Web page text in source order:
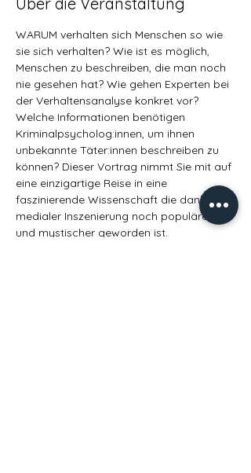
WARUM verhalten sich Menschen so wie
sie sich verhalten? Wie ist es möglich,
Menschen zu beschreiben, die man noch
nie gesehen hat? Wie gehen Experten bei
der Verhaltensanalyse konkret vor?
Welche Informationen benötigen
Kriminalpsycholog:innen, um ihnen
unbekannte Täter:innen beschreiben zu
können? Dieser Vortrag nimmt Sie mit auf
eine einzigartige Reise in eine
faszinierende Wissenschaft die dank
medialer Inszenierung noch populärer
und mystischer geworden ist.